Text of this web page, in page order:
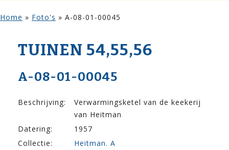
Home » Foto's » A-08-01-00045
TUINEN 54,55,56
A-08-01-00045
Beschrijving:
Verwarmingsketel van de keekerij
van Heitman
Datering:
1957
Collectie:
Heitman. A